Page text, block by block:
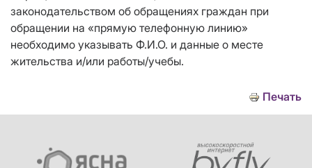
законодательством об обращениях граждан при
обращении на «прямую телефонную линию»
необходимо указывать Ф.И.О. и данные о месте
жительства и/или работы/учебы.
Печать